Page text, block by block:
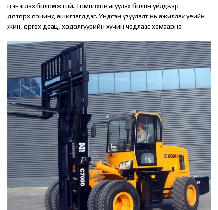
цэнэглэх боломжтой. Томоохон агуулах болон үйлдвэр
доторх орчинд ашиглагддаг. Үндсэн үзүүлэлт нь ажиллах үеийн
жин, өргөх даац, хөдөлгүүрийн хүчин чадлаас хамаарна.